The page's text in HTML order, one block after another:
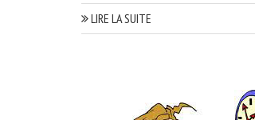
LIRE LA SUITE